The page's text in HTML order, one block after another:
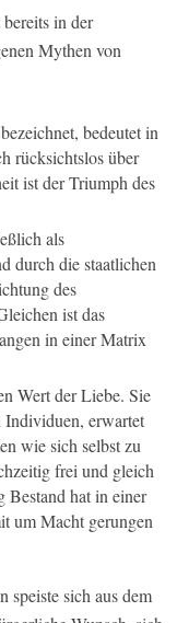
in der
Mythen von
bedeutet in
rücksichtslos über
ist der Triumph des
als
durch die staatlichen
des
ist das
in einer Matrix
Wert der Liebe. Sie
erwartet
wie sich selbst zu
frei und gleich
Bestand hat in einer
um Macht gerungen
speiste sich aus dem